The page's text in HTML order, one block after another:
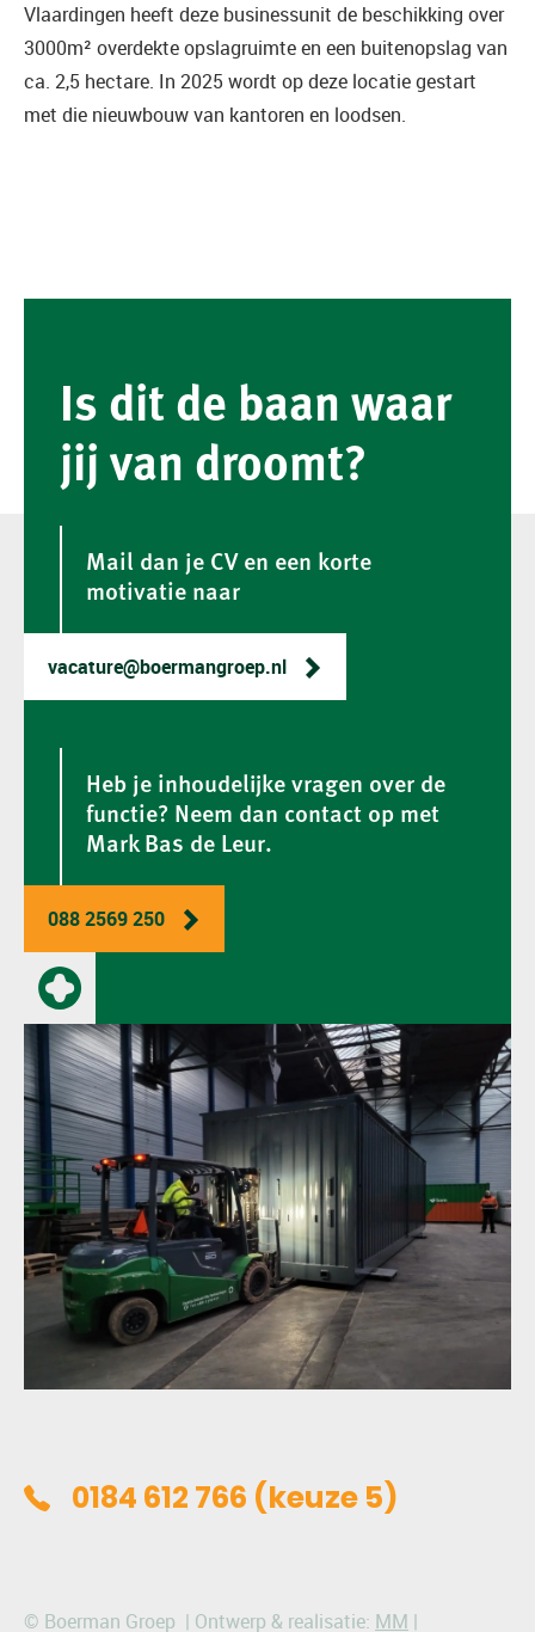
Vlaardingen heeft deze businessunit de beschikking over
3000m² overdekte opslagruimte en een buitenopslag van
ca. 2,5 hectare. In 2025 wordt op deze locatie gestart
met die nieuwbouw van kantoren en loodsen.
Is dit de baan waar
jij van droomt?
Mail dan je CV en een korte
motivatie naar
vacature@boermangroep.nl
Heb je inhoudelijke vragen over de
functie? Neem dan contact op met
Mark Bas de Leur.
088 2569 250
0184 612 766 (keuze 5)
© Boerman Groep | Ontwerp & realisatie: MM |